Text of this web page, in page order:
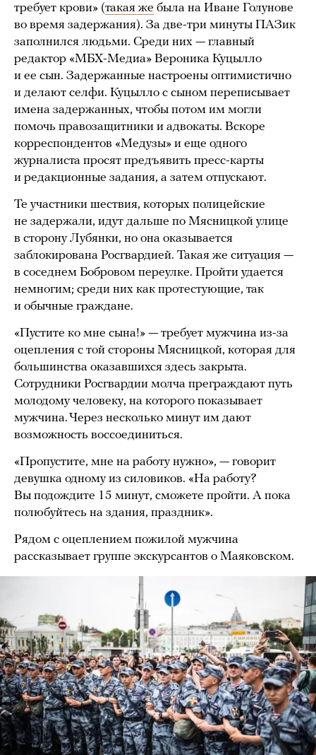
требует крови» (такая же была на Иване Голунове
во время задержания). За две-три минуты ПАЗик
заполнился людьми. Среди них — главный
редактор «МБХ-Медиа» Вероника Куцылло
и ее сын. Задержанные настроены оптимистично
и делают селфи. Куцылло с сыном переписывает
имена задержанных, чтобы потом им могли
помочь правозащитники и адвокаты. Вскоре
корреспондентов «Медузы» и еще одного
журналиста просят предъявить пресс-карты
и редакционные задания, а затем отпускают.
Те участники шествия, которых полицейские
не задержали, идут дальше по Мясницкой улице
в сторону Лубянки, но она оказывается
заблокирована Росгвардией. Такая же ситуация —
в соседнем Бобровом переулке. Пройти удается
немногим; среди них как протестующие, так
и обычные граждане.
«Пустите ко мне сына!» — требует мужчина из-за
оцепления с той стороны Мясницкой, которая для
большинства оказавшихся здесь закрыта.
Сотрудники Росгвардии молча преграждают путь
молодому человеку, на которого показывает
мужчина. Через несколько минут им дают
возможность воссоединиться.
«Пропустите, мне на работу нужно», — говорит
девушка одному из силовиков. «На работу?
Вы подождите 15 минут, сможете пройти. А пока
полюбуйтесь на здания, праздник».
Рядом с оцеплением пожилой мужчина
рассказывает группе экскурсантов о Маяковском.